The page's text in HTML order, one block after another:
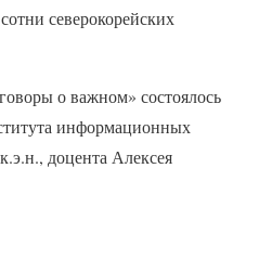
северокорейских
о важном» состоялось
информационных
доцента Алексея